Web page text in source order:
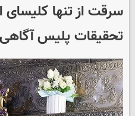
سرقت از تنها
تحقیقات پلیس